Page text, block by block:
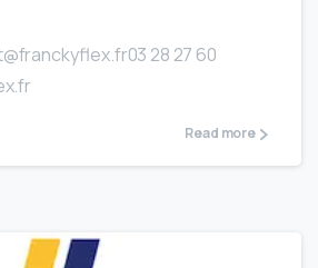
28 27 60
Read more